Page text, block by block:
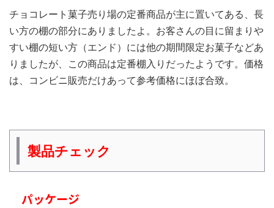
チョコレート菓子売り場の定番商品が主に置いてある、長
い方の棚の部分にありましたよ。お客さんの目に留まりや
すい棚の短い方（エンド）には他の期間限定お菓子などあ
りましたが、この商品は定番棚入りだったようです。価格
は、コンビニ販売だけあって参考価格にほぼ合致。
製品チェック
パッケージ